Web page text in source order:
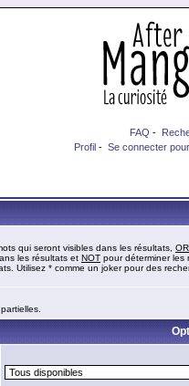
FAQ -
Profil - Se connecter
qui seront visibles dans les résultats, OR
les résultats et NOT pour déterminer les
Utilisez * comme un joker pour des